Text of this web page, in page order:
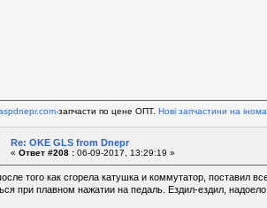
запчасти по цене ОПТ. Нові запчастини на
Re: OKE GLS from Dnepr
« Ответ #208 : 06-09-2017, 13:29:19 »
того как сгорела катушка и коммутатор, поставил
при плавном нажатии на педаль. Ездил-ездил,